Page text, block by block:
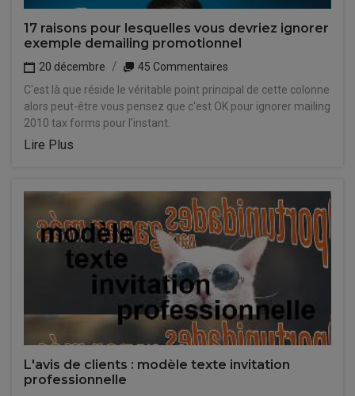
17 raisons pour lesquelles vous devriez ignorer
exemple demailing promotionnel
20 décembre
45 Commentaires
C'est là que réside le véritable point principal de cette colonne
alors peut-être vous pensez que c'est OK pour ignorer mailing
2010 tax forms pour l'instant.
Lire Plus
L'avis de clients : modèle texte invitation
professionnelle